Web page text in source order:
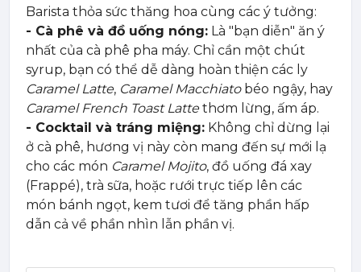
Barista thỏa sức thăng hoa cùng các ý tưởng:
- Cà phê và đồ uống nóng: Là "bạn diễn" ăn ý
nhất của cà phê pha máy. Chỉ cần một chút
syrup, bạn có thể dễ dàng hoàn thiện các ly
Caramel Latte, Caramel Macchiatobéo ngậy, hay
Caramel French Toast Lattethơm lừng, ấm áp.
- Cocktail và tráng miệng: Không chỉ dừng lại
ở cà phê, hương vị này còn mang đến sự mới lạ
cho các món Caramel Mojito, đồ uống đá xay
(Frappé), trà sữa, hoặc rưới trực tiếp lên các
món bánh ngọt, kem tươi để tăng phần hấp
dẫn cả về phần nhìn lẫn phần vị.